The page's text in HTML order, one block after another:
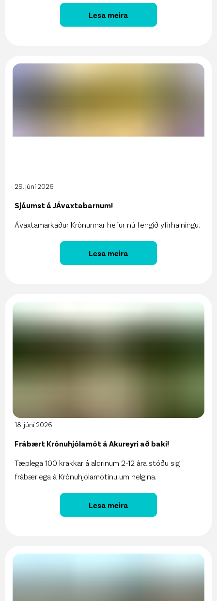
Lesa meira
29. júní 2026
Sjáumst á JÁvaxtabarnum!
Ávaxtamarkaður Krónunnar hefur nú fengið yfirhalningu.
Lesa meira
18. júní 2026
Frábært Krónuhjólamót á Akureyri að baki!
Tæplega 100 krakkar á aldrinum 2-12 ára stóðu sig
frábærlega á Krónuhjólamótinu um helgina.
Lesa meira